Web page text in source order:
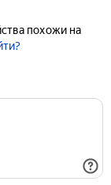
похожи на